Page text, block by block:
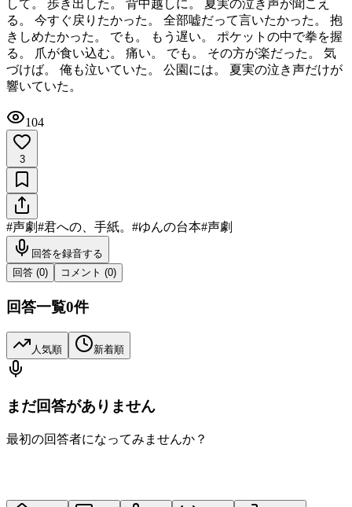
して。 歩き出した。 背中越しに。 夏実の泣き声が聞こえ
る。 今すぐ戻りたかった。 全部嘘だって言いたかった。 抱
きしめたかった。 でも。 もう遅い。 ポケットの中で拳を握
る。 爪が食い込む。 痛い。 でも。 その方が楽だった。 気
づけば。 俺も泣いていた。 公園には。 夏実の泣き声だけが
響いていた。
104
3
#声劇#君への、手紙。 #ゆんの台本#声劇
回答を録音する
回答 (0) コメント (0)
回答一覧0件
人気順 新着順
まだ回答がありません
最初の回答者になってみませんか？